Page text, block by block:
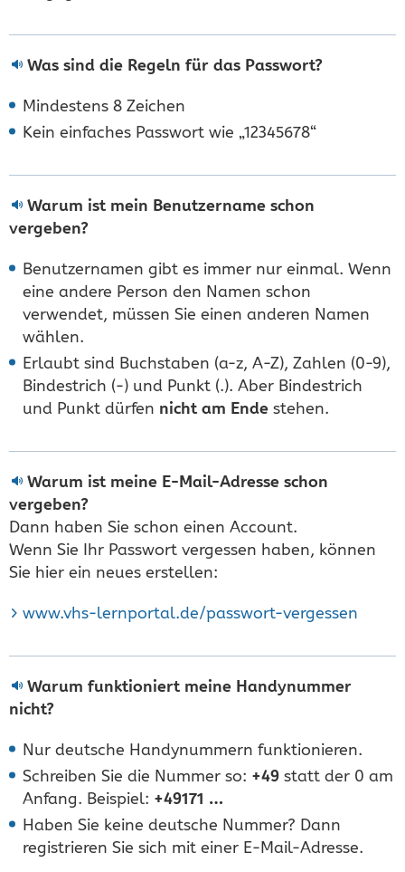
Was sind die Regeln für das Passwort?
Mindestens 8 Zeichen
Kein einfaches Passwort wie „12345678“
Warum ist mein Benutzername schon
vergeben?
Benutzernamen gibt es immer nur einmal. Wenn
eine andere Person den Namen schon
verwendet, müssen Sie einen anderen Namen
wählen.
Erlaubt sind Buchstaben (a-z, A-Z), Zahlen (0-9),
Bindestrich (-) und Punkt (.). Aber Bindestrich
und Punkt dürfen nicht am Ende stehen.
Warum ist meine E-Mail-Adresse schon
vergeben?
Dann haben Sie schon einen Account.
Wenn Sie Ihr Passwort vergessen haben, können
Sie hier ein neues erstellen:
www.vhs-lernportal.de/passwort-vergessen
Warum funktioniert meine Handynummer
nicht?
Nur deutsche Handynummern funktionieren.
Schreiben Sie die Nummer so: +49 statt der 0 am
Anfang. Beispiel: +49171 …
Haben Sie keine deutsche Nummer? Dann
registrieren Sie sich mit einer E-Mail-Adresse.